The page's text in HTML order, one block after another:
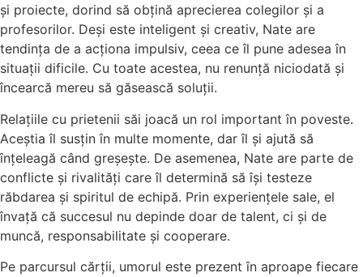
și proiecte, dorind să obțină aprecierea colegilor și a
profesorilor. Deși este inteligent și creativ, Nate are
tendința de a acționa impulsiv, ceea ce îl pune adesea în
situații dificile. Cu toate acestea, nu renunță niciodată și
încearcă mereu să găsească soluții.
Relațiile cu prietenii săi joacă un rol important în poveste.
Aceștia îl susțin în multe momente, dar îl și ajută să
înțeleagă când greșește. De asemenea, Nate are parte de
conflicte și rivalități care îl determină să își testeze
răbdarea și spiritul de echipă. Prin experiențele sale, el
învață că succesul nu depinde doar de talent, ci și de
muncă, responsabilitate și cooperare.
Pe parcursul cărții, umorul este prezent în aproape fiecare